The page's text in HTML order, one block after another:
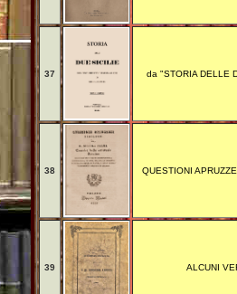
37 da "STORIA DELLE
38 QUESTIONI
39 ALCUNI